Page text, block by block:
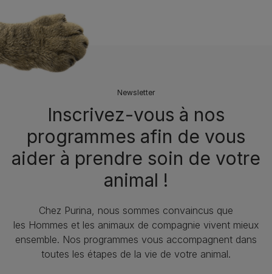
Newsletter
Inscrivez-vous à nos
programmes afin de vous
aider à prendre soin de votre
animal !​
Chez Purina, nous sommes convaincus que
les Hommes et les animaux de compagnie vivent mieux
ensemble. Nos programmes vous accompagnent dans
toutes les étapes de la vie de votre animal.​